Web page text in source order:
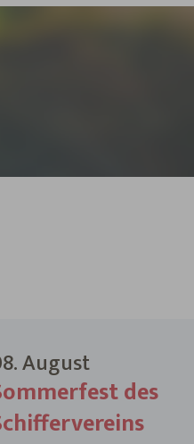
August
des